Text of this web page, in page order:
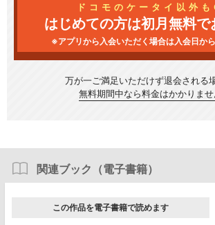
ドコモのケータイ以外も
はじめての方は初月無料で
※アプリから入会いただく場合は入会日か
万が一ご満足いただけず退会される
無料期間中なら料金はかかりませ
関連ブック（電子書籍）
この作品を電子書籍で読めます